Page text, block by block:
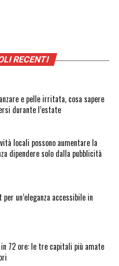
RECENTI
e pelle irritata, cosa sapere
durante l’estate
locali possono aumentare la
dipendere solo dalla pubblicità
un’eleganza accessibile in
in 72 ore: le tre capitali più amate